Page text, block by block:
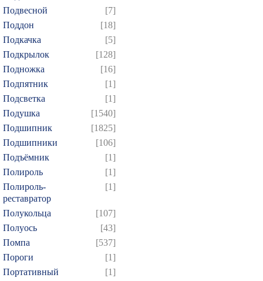
Подвесной
[7]
Поддон
[18]
Подкачка
[5]
Подкрылок
[128]
Подножка
[16]
Подпятник
[1]
Подсветка
[1]
Подушка
[1540]
Подшипник
[1825]
Подшипники
[106]
Подъёмник
[1]
Полироль
[1]
Полироль-
реставратор
[1]
Полукольца
[107]
Полуось
[43]
Помпа
[537]
Пороги
[1]
Портативный
[1]